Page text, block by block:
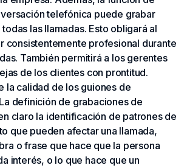
telefónica puede grabar
las llamadas. Esto obligará al
consistentemente profesional durante
También permitirá a los gerentes
de los clientes con prontitud.
la calidad de los guiones de
definición de grabaciones de
claro la identificación de patrones de
que pueden afectar una llamada,
o frase que hace que la persona
interés, o lo que hace que un